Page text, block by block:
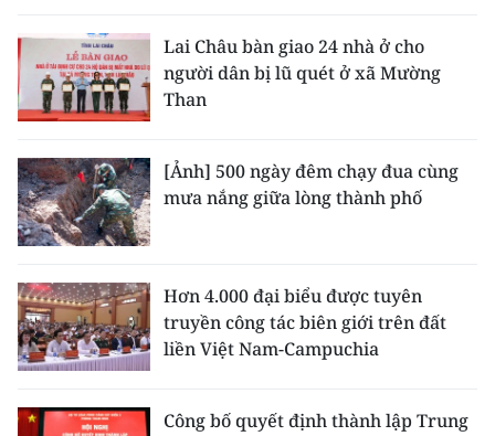
Lai Châu bàn giao 24 nhà ở cho
người dân bị lũ quét ở xã Mường
Than
[Ảnh] 500 ngày đêm chạy đua cùng
mưa nắng giữa lòng thành phố
Hơn 4.000 đại biểu được tuyên
truyền công tác biên giới trên đất
liền Việt Nam-Campuchia
Công bố quyết định thành lập Trung